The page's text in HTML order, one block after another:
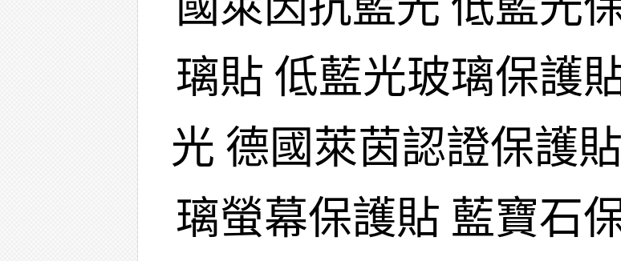
國萊因抗藍光 低藍光
璃貼 低藍光玻璃保護
光 德國萊茵認證保護
璃螢幕保護貼 藍寶石